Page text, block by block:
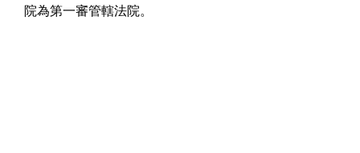
院為第一審管轄法院。